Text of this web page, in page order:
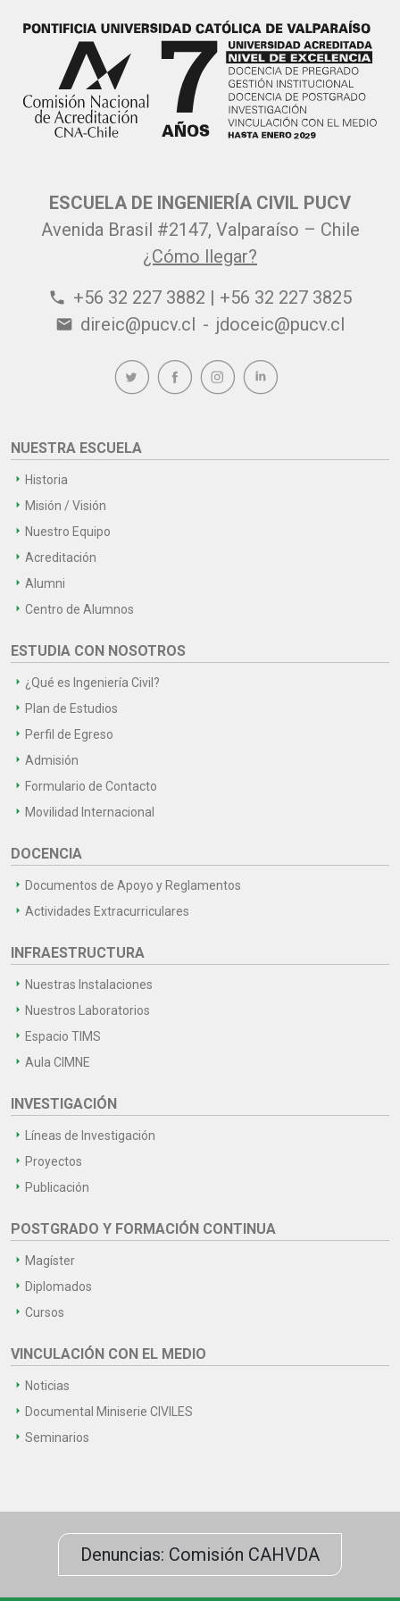
ESCUELA DE INGENIERÍA CIVIL PUCV
Avenida Brasil #2147, Valparaíso – Chile
¿Cómo llegar?
phone +56 32 227 3882 | +56 32 227 3825
email direic@pucv.cl - jdoceic@pucv.cl
NUESTRA ESCUELA
Historia
Misión / Visión
Nuestro Equipo
Acreditación
Alumni
Centro de Alumnos
ESTUDIA CON NOSOTROS
¿Qué es Ingeniería Civil?
Plan de Estudios
Perfil de Egreso
Admisión
Formulario de Contacto
Movilidad Internacional
DOCENCIA
Documentos de Apoyo y Reglamentos
Actividades Extracurriculares
INFRAESTRUCTURA
Nuestras Instalaciones
Nuestros Laboratorios
Espacio TIMS
Aula CIMNE
INVESTIGACIÓN
Líneas de Investigación
Proyectos
Publicación
POSTGRADO Y FORMACIÓN CONTINUA
Magíster
Diplomados
Cursos
VINCULACIÓN CON EL MEDIO
Noticias
Documental Miniserie CIVILES
Seminarios
Denuncias: Comisión CAHVDA